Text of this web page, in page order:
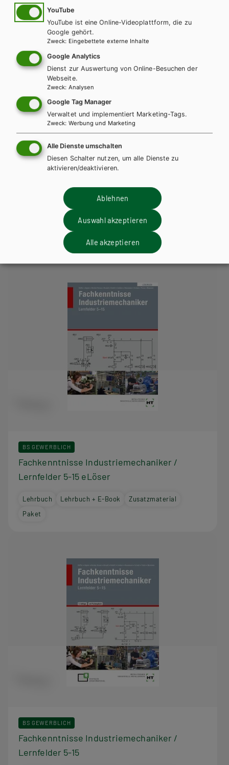
BS GEWERBLICH HUT
Grundkenntnisse Industrielle Metallberufe,
Lernfelder 1-4 eBook inside (Buch und eBook)
Lehrbuch Lehrbuch + E-Book Paket
Diese Bücher könnten Sie
ebenfalls interessieren
BS GEWERBLICH
Fachkenntnisse Industriemechaniker /
Lernfelder 5-15 eLöser
Lehrbuch Lehrbuch + E-Book
Zusatzmaterial
Paket
BS GEWERBLICH
Fachkenntnisse Industriemechaniker /
Lernfelder 5-15
YouTube
YouTube ist eine Online-Videoplattform, die zu
Google gehört.
Zweck: Eingebettete externe Inhalte
Google Analytics
Dienst zur Auswertung von Online-Besuchen der
Webseite.
Zweck: Analysen
Google Tag Manager
Verwaltet und implementiert Marketing-Tags.
Zweck: Werbung und Marketing
Alle Dienste umschalten
Diesen Schalter nutzen, um alle Dienste zu
aktivieren/deaktivieren.
Ablehnen
Auswahl akzeptieren
Alle akzeptieren